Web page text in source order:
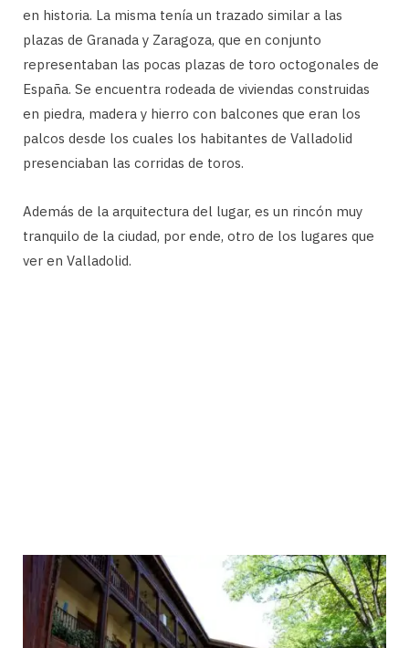
en historia. La misma tenía un trazado similar a las
plazas de Granada y Zaragoza, que en conjunto
representaban las pocas plazas de toro octogonales de
España. Se encuentra rodeada de viviendas construidas
en piedra, madera y hierro con balcones que eran los
palcos desde los cuales los habitantes de Valladolid
presenciaban las corridas de toros.
Además de la arquitectura del lugar, es un rincón muy
tranquilo de la ciudad, por ende, otro de los lugares que
ver en Valladolid.